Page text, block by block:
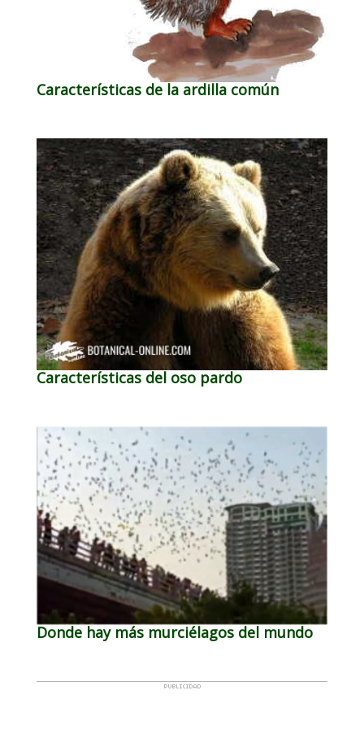
Características de la ardilla común
Características del oso pardo
Donde hay más murciélagos del mundo